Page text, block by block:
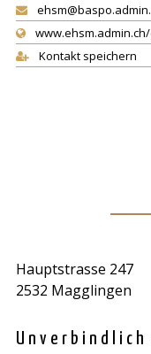
Kontakt speichern
Hauptstrasse 247
2532 Magglingen